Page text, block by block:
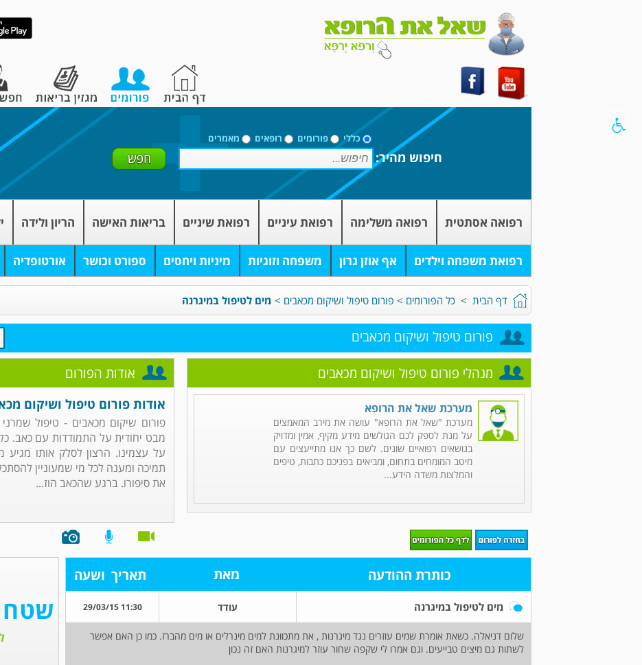
כללי פורומים רופאים מאמרים
חיפוש מהיר:
רפואה אסתטית רפואה משלימה רפואת עיניים רפואת שיניים בריאות האישה הריון ולידה
רפואת משפחה וילדים אף אוזן גרון משפחה וזוגיות מיניות ויחסים ספורט וכושר אורטופדיה
דף הבית > כל הפורומים > פורום טיפול ושיקום מכאבים > מים לטיפול במיגרנה
פורום טיפול ושיקום מכאבים
אודות הפורום
אודות פורום טיפול ושיקום
פורום שיקום מכאבים - טיפול
מבט יחודית על התמודדות עם כאב.
על עצמינו. הרצון לסלק אותו
תמיכה ומענה לכל מי שמעוניין
את סיפורו. ברגע שהכאב הוז...
מנהלי פורום טיפול ושיקום מכאבים
מערכת שאל את הרופא
מערכת "שאל את הרופא" עושה את מירב המאמצים
על מנת לספק לכם הגולשים מידע מקיף, אמין ומדויק
בנושאים רפואיים שונים. לשם כך אנו מתייעצים עם
מיטב המומחים בתחום, ומביאים בפניכם כתבות, טיפים
והמלצות משדה הידע...
כותרת ההודעה מאת תאריך ושעה
מים לטיפול במיגרנה עודד 11:30 29/03/15
שלום דניאלה. כשאת אומרת שמים עוזרים נגד מיגרנות , את מתכוונת למים מינרלים או מים מהברז. כמו כן האם אפשר
לשתות גם מיצים טבייעים. וגם אמרו לי שקפה שחור עוזר למיגרנות האם זה נכון